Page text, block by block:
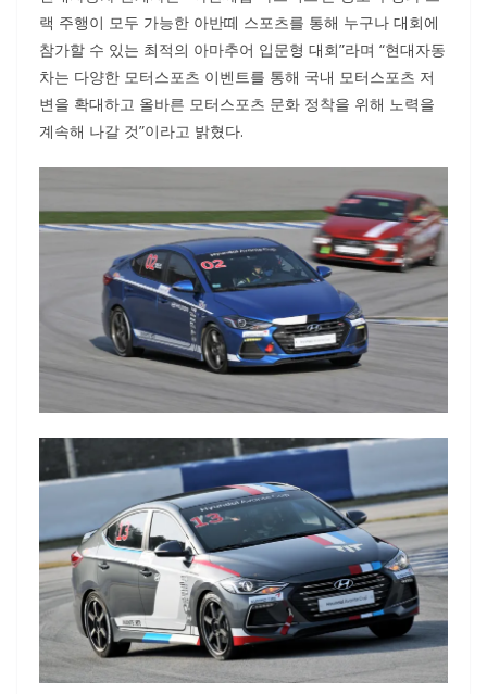
랙 주행이 모두 가능한 아반떼 스포츠를 통해 누구나 대회에
참가할 수 있는 최적의 아마추어 입문형 대회”라며 “현대자동
차는 다양한 모터스포츠 이벤트를 통해 국내 모터스포츠 저
변을 확대하고 올바른 모터스포츠 문화 정착을 위해 노력을
계속해 나갈 것”이라고 밝혔다.